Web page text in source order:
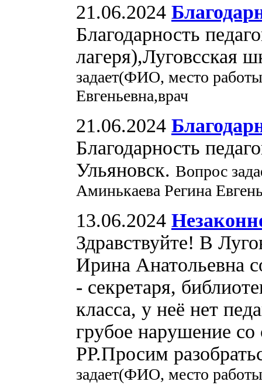
21.06.2024
Благодарность
лагеря),Луговсская
задает(ФИО, место
Евгеньевна,врач
21.06.2024
Благодарность
Ульяновск. Вопрос
Аминькаева Регина
13.06.2024
Здравствуйте! В
Ирина Анатольевна
- секретаря,
класса, у неё нет
грубое нарушение
РР.Просим
задает(ФИО, место